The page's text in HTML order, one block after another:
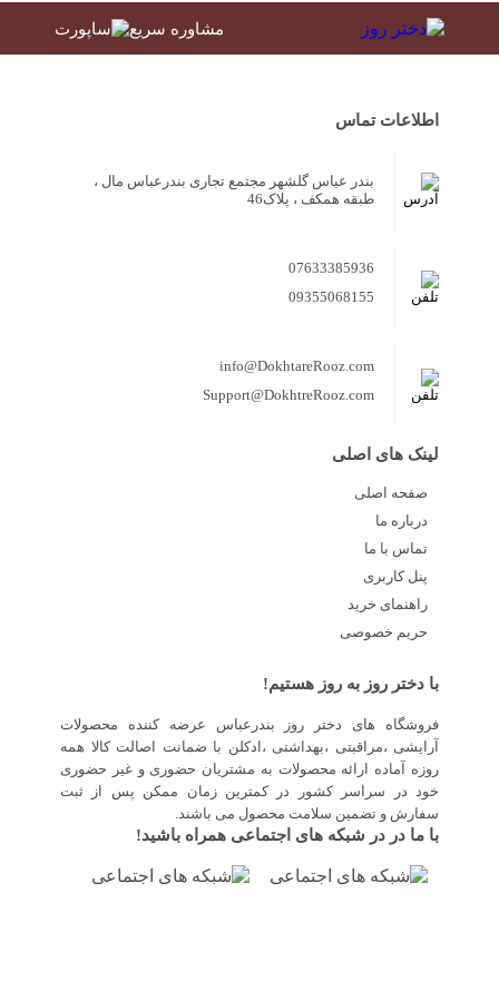
مشاوره سریع
اطلاعات تماس
بندر عباس گلشهر مجتمع تجاری بندرعباس مال ،
طبقه همکف ، پلاک46
07633385936
09355068155
info@DokhtareRooz.com
Support@DokhtreRooz.com
لینک های اصلی
صفحه اصلی
درباره ما
تماس با ما
پنل کاربری
راهنمای خرید
حریم خصوصی
با دختر روز به روز هستیم!
فروشگاه های دختر روز بندرعباس عرضه کننده محصولات
آرایشی ،مراقبتی ،بهداشتی ،ادکلن با ضمانت اصالت کالا همه
روزه آماده ارائه محصولات به مشتریان حضوری و غیر حضوری
خود در سراسر کشور در کمترین زمان ممکن پس از ثبت
سفارش و تضمین سلامت محصول می باشند.
با ما در در شبکه های اجتماعی همراه باشید!